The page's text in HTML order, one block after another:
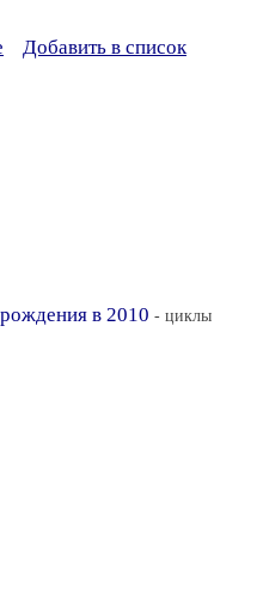
Добавить в список
в 2010 - циклы